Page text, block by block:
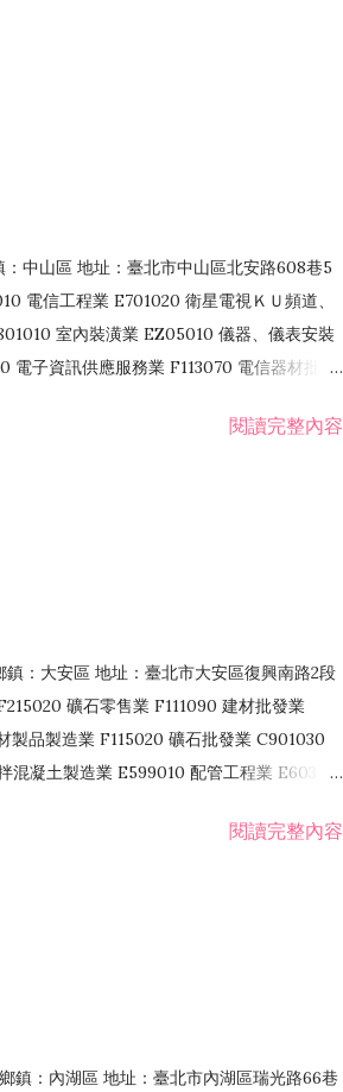
中山區 地址：臺北市中山區北安路608巷5
電信工程業 E701020 衛星電視ＫＵ頻道、
室內裝潢業 EZ05010 儀器、儀表安裝
電子資訊供應服務業 F113070 電信器材批發
業
閱讀完整內容
：大安區 地址：臺北市大安區復興南路2段
礦石零售業 F111090 建材批發業
製品製造業 F115020 礦石批發業 C901030
凝土製造業 E599010 配管工程業 E603110
用品批發業 F108031 醫療器材批發業閱讀完整內容
鎮：內湖區 地址：臺北市內湖區瑞光路66巷